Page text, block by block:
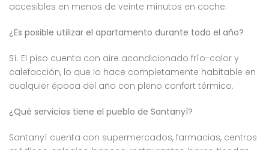
accesibles en menos de veinte minutos en coche.
¿Es posible utilizar el apartamento durante todo el año?
Sí. El piso cuenta con aire acondicionado frío-calor y
calefacción, lo que lo hace completamente habitable en
cualquier época del año con pleno confort térmico.
¿Qué servicios tiene el pueblo de Santanyí?
Santanyí cuenta con supermercados, farmacias, centros